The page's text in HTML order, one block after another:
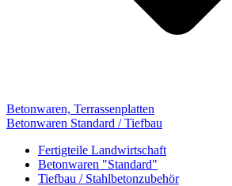
Betonwaren, Terrassenplatten
Betonwaren Standard / Tiefbau
Fertigteile Landwirtschaft
Betonwaren "Standard"
Tiefbau / Stahlbetonzubehör